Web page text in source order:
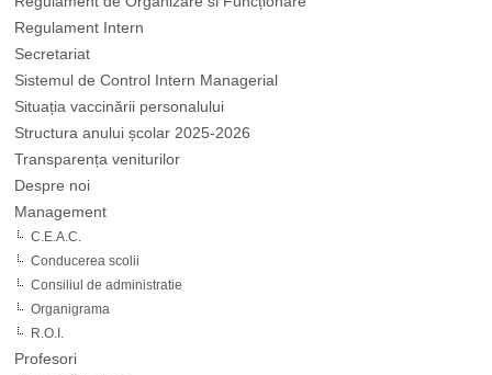
Regulament Intern
Secretariat
Sistemul de Control Intern Managerial
Situația vaccinării personalului
Structura anului școlar 2025-2026
Transparența veniturilor
Despre noi
Management
C.E.A.C.
Conducerea scolii
Consiliul de administratie
Organigrama
R.O.I.
Profesori